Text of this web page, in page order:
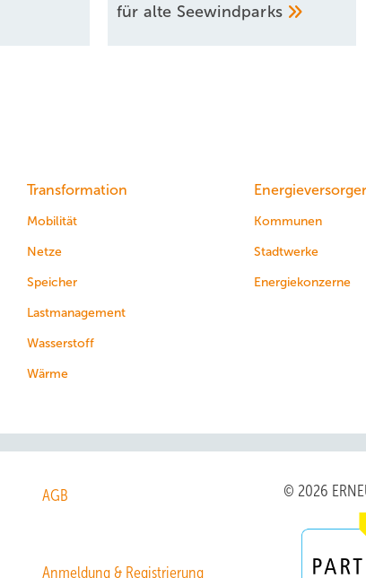
für alte Seewindparks
Transformation
Mobilität
Netze
Speicher
Lastmanagement
Wasserstoff
Wärme
Energieversorger
Kommunen
Stadtwerke
Energiekonzerne
AGB
Anmeldung & Registrierung
© 2026